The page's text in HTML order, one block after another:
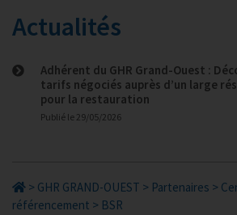
Actualités
Adhérent du GHR Grand-Ouest :
tarifs négociés auprès d’un large
pour la restauration
Publié le 29/05/2026
> GHR GRAND-OUEST > Partenaires >
référencement > BSR